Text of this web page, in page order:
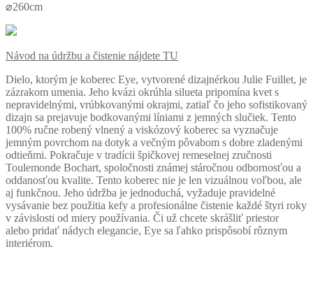
⌀260cm
Návod na údržbu a čistenie nájdete TU
Dielo, ktorým je koberec Eye, vytvorené dizajnérkou Julie Fuillet, je
zázrakom umenia. Jeho kvázi okrúhla silueta pripomína kvet s
nepravidelnými, vrúbkovanými okrajmi, zatiaľ čo jeho sofistikovaný
dizajn sa prejavuje bodkovanými líniami z jemných slučiek. Tento
100% ručne robený vlnený a viskózový koberec sa vyznačuje
jemným povrchom na dotyk a večným pôvabom s dobre zladenými
odtieňmi. Pokračuje v tradícii špičkovej remeselnej zručnosti
Toulemonde Bochart, spoločnosti známej stáročnou odbornosťou a
oddanosťou kvalite. Tento koberec nie je len vizuálnou voľbou, ale
aj funkčnou. Jeho údržba je jednoduchá, vyžaduje pravidelné
vysávanie bez použitia kefy a profesionálne čistenie každé štyri roky
v závislosti od miery používania. Či už chcete skrášliť priestor
alebo pridať nádych elegancie, Eye sa ľahko prispôsobí rôznym
interiérom.